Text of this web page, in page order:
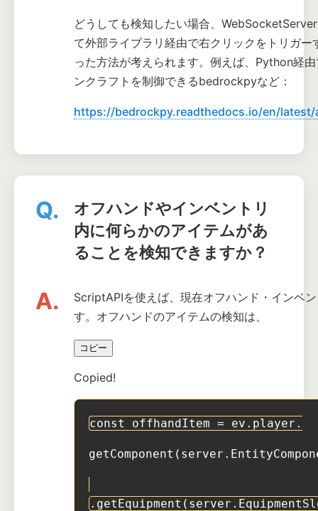
どうしても検知したい場合、
て外部ライブラリ経由で右クリックをトリガー
った方法が考えられます。例えば、Python経
ンクラフトを制御できるbedrockpyなど：
https://bedrockpy.readthedocs.io/en/latest/
Q.
オフハンドやインベントリ
内に何らかのアイテムがあ
ることを検知できますか？
A.
ScriptAPIを使えば、現在オフハンド・インベ
す。オフハンドのアイテムの検知は、
コピー
Copied!
const offhandItem = ev.player.